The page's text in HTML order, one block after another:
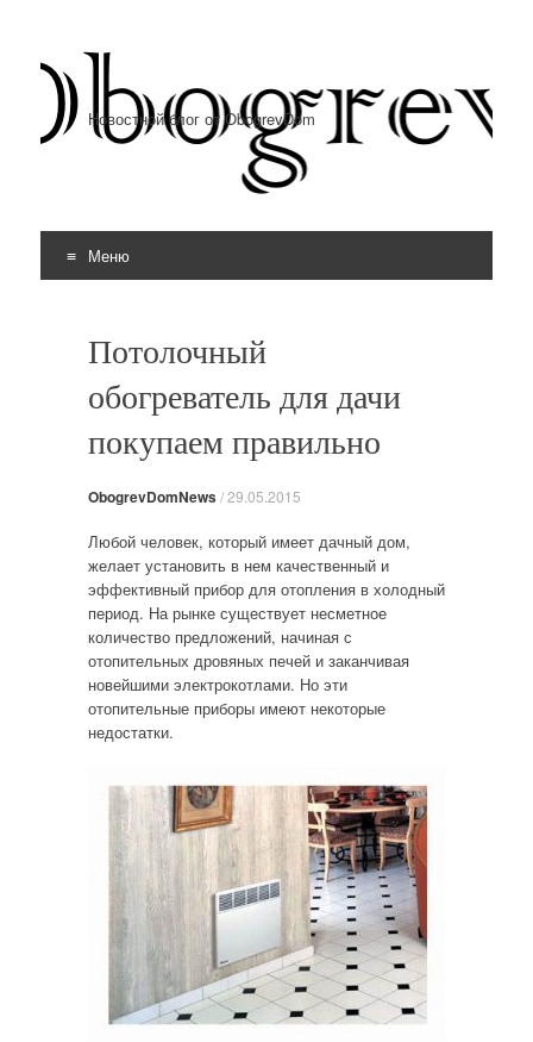
Новостной блог от ObogrevDom
Меню
Потолочный
обогреватель для дачи
покупаем правильно
ObogrevDomNews/29.05.2015
Любой человек, который имеет дачный дом,
желает установить в нем качественный и
эффективный прибор для отопления в холодный
период. На рынке существует несметное
количество предложений, начиная с
отопительных дровяных печей и заканчивая
новейшими электрокотлами. Но эти
отопительные приборы имеют некоторые
недостатки.